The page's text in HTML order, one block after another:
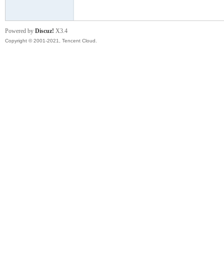
Powered by Discuz! X3.4
Copyright © 2001-2021, Tencent Cloud.